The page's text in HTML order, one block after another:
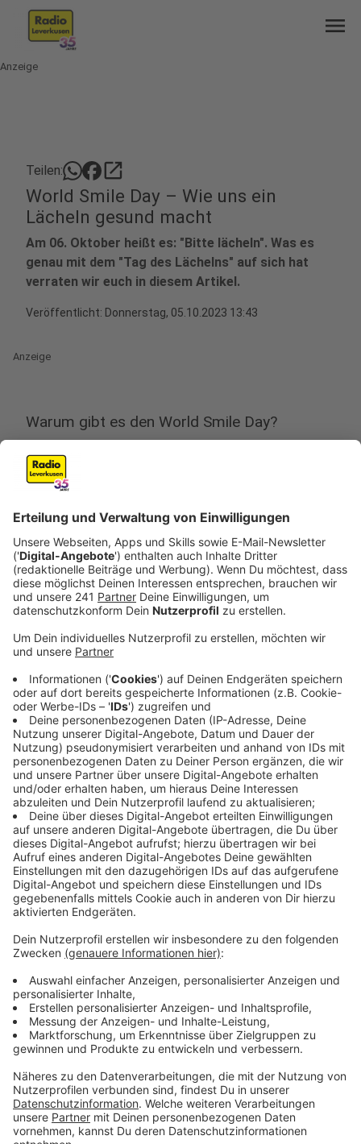
menu
Anzeige
Teilen: open_in_new
World Smile Day – Wie uns ein
Lächeln gesund macht
Am 06. Oktober heißt es: "Bitte lächeln". Was es
genau mit dem "Tag des Lächelns" auf sich hat
verraten wir euch in diesem Artikel.
Veröffentlicht: Donnerstag, 05.10.2023 13:43
Anzeige
Warum gibt es den World Smile Day?
Anzeige
amerikanischen Grafiker Havery Bell eingeführt. Dieser
ist ebenso Erfinder des bekannten schwarz gelben
Smileys, welcher ursprünglich zur Motivation seiner
Mitarbeiter sorgen und diese glücklicher machen
sollte. Es wurde anschließend der jährliche Tag des
Lächelns eingeführt, um auf die Freundlichkeit zu
seinen Mitmenschen aufmerksam zu machen. Seit nun
24 Jahren findet er jährlich am ersten Freitag im
Oktober statt. Auch das Lächeln an sich ist bedeutend
und wird durch den Welttag des Lächelns unterstützt,
Sozialpsychologe Guido Kiell sagt uns dazu im
Gespräch:"Wenn wir lächeln und uns nicht bewusst
sind, warum wir lächeln, dann kann das einen deutlichen
positiven Effekt haben - darauf, wie wir uns allgemein
fühlen, ohne dass das Lächeln als solches wirklich eine
Indikation dafür ist, dass wir vorher was positives
erlebt haben".
Anzeige
Was passiert am World Smile Day?
Anzeige
World Smile Day heißt: Lächeln. Dazu finden auf der
ganzen Welt verschiedene Veranstaltungen statt, die
uns zum Lächeln bringen sollen. Viele Schulen und
Organisationen probieren an dem Tag sogar, den
Rekord des größten menschliche Smiley-Gesichts zu
brechen. Hierfür stellen sich die Menschen schwarz
gelb gekleidet auf und machen dabei ein Smiley
Gesicht nach.